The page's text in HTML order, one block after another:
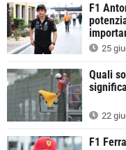
F1
25
Quali
22
F1